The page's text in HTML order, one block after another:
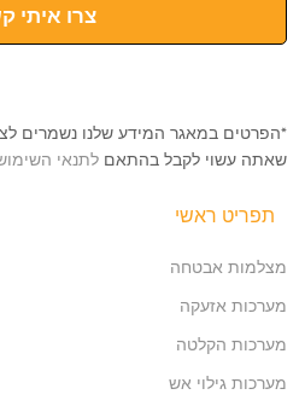
צרו איתי
*הפרטים במאגר המידע שלנו נשמרים
שאתה עשוי לקבל בהתאם לתנאי
תפריט ראשי
מצלמות אבטחה
מערכות אזעקה
מערכות הקלטה
מערכות גילוי אש